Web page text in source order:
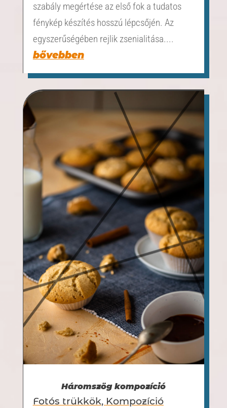
szabály megértése az első fok a tudatos
fénykép készítés hosszú lépcsőjén. Az
egyszerűségében rejlik zsenialitása....
bővebben
Háromszög kompozíció
Fotós trükkök, Kompozíció